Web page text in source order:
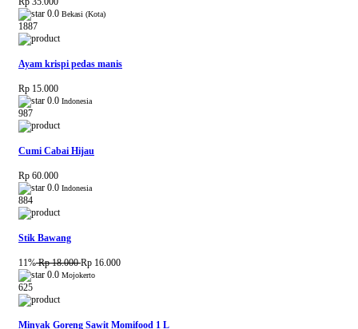
0.0 Bekasi (Kota)
1887
Ayam krispi pedas manis
Rp 15.000
0.0 Indonesia
987
Cumi Cabai Hijau
Rp 60.000
0.0 Indonesia
884
Stik Bawang
11%Rp 18.000Rp 16.000
0.0 Mojokerto
625
Minyak Goreng Sawit Momifood 1 L